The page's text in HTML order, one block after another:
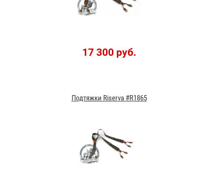
17 300 руб.
Подтяжки Riserva #R1865